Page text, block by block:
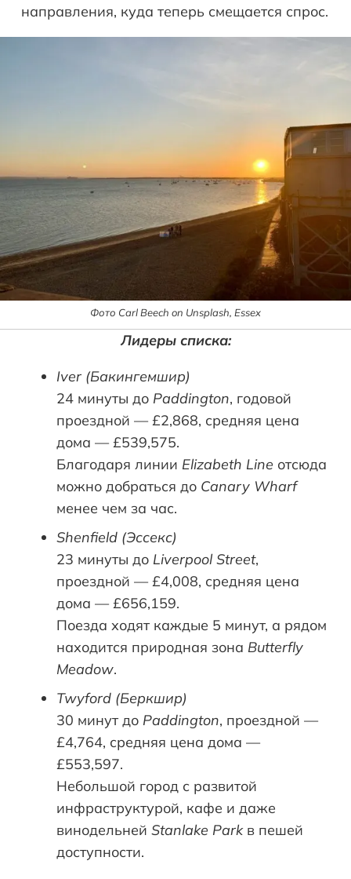
направления, куда теперь смещается спрос.
Фото Carl Beech on Unsplash, Essex
Лидеры списка:
Iver (Бакингемшир)
24 минуты до Paddington, годовой
проездной — £2,868, средняя цена
дома — £539,575.
Благодаря линии Elizabeth Line отсюда
можно добраться до Canary Wharf
менее чем за час.
Shenfield (Эссекс)
23 минуты до Liverpool Street,
проездной — £4,008, средняя цена
дома — £656,159.
Поезда ходят каждые 5 минут, а рядом
находится природная зона Butterfly
Meadow.
Twyford (Беркшир)
30 минут до Paddington, проездной —
£4,764, средняя цена дома —
£553,597.
Небольшой город с развитой
инфраструктурой, кафе и даже
винодельней Stanlake Parkв пешей
доступности.